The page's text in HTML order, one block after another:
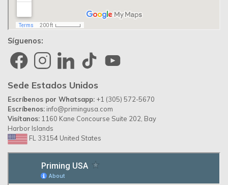
Síguenos:
Sede Estados Unidos
Escríbenos por Whatsapp: +1 (305) 572-5670
Escríbenos: info@primingusa.com
Visítanos: 1160 Kane Concourse Suite 202, Bay
Harbor Islands
FL 33154 United States